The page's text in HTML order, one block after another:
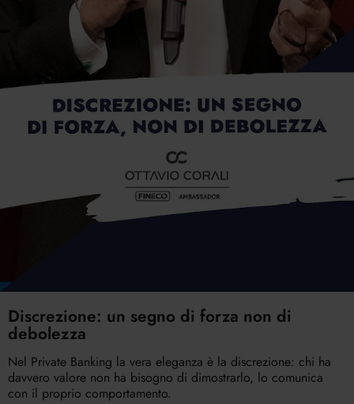
Discrezione: un segno di forza non di
debolezza
Nel Private Banking la vera eleganza è la discrezione: chi ha
davvero valore non ha bisogno di dimostrarlo, lo comunica
con il proprio comportamento.